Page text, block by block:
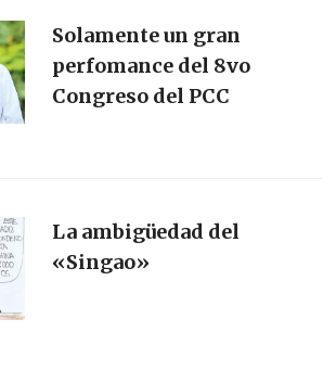
Solamente un gran
perfomance del 8vo
Congreso del PCC
La ambigüedad del
«Singao»